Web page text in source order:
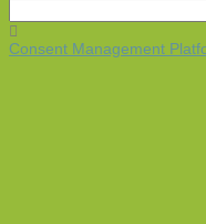
Consent Management